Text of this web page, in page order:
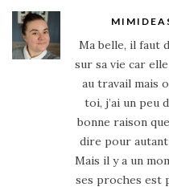
Ma belle, il faut
sur sa vie car
au travail mais
toi, j’ai un peu
bonne raison
dire pour
Mais il y a un
ses proches est